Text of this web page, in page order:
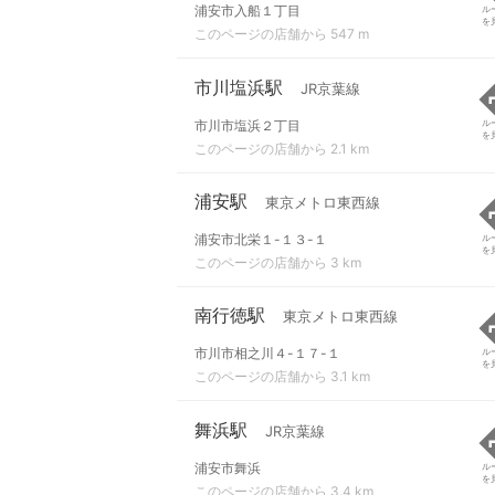
浦安市入船１丁目
このページの店舗から 547 m
ル
を
市川塩浜駅 JR京葉線
市川市塩浜２丁目
このページの店舗から 2.1 km
ル
を
浦安駅 東京メトロ東西線
浦安市北栄１-１３-１
このページの店舗から 3 km
ル
を
南行徳駅 東京メトロ東西線
市川市相之川４-１７-１
このページの店舗から 3.1 km
ル
を
舞浜駅 JR京葉線
浦安市舞浜
このページの店舗から 3.4 km
ル
を